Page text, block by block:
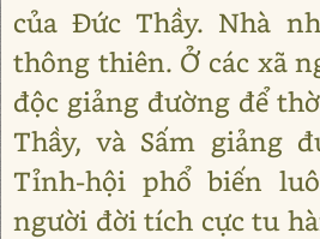
của Đức Thầy. Nhà
thông thiên. Ở các xã
độc giảng đường để
Thầy, và Sấm giảng
Tỉnh-hội phổ biến
người đời tích cực tu